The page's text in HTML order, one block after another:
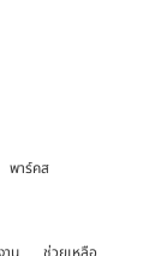
พาร์คส